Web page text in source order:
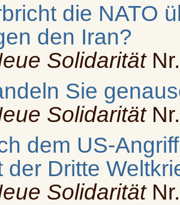
die NATO
den Iran?
Solidarität
Sie
Solidarität
dem US-
der Dritte
Solidarität